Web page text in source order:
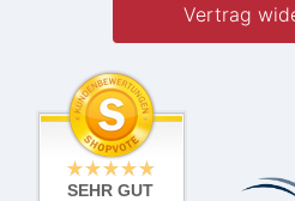
Vertrag
SEHR GUT